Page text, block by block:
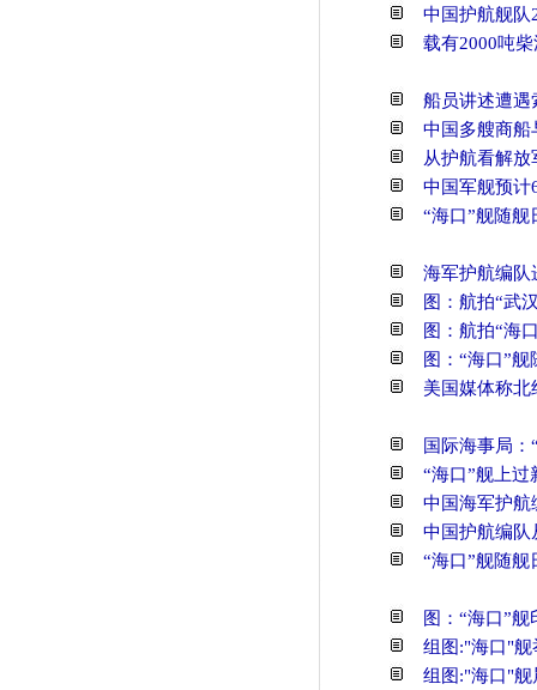
中国护航舰队
载有2000吨
船员讲述遭遇
中国多艘商船
从护航看解
中国军舰预计
“海口”舰随
海军护航编队
图：航拍“武
图：航拍“海
图：“海口”
美国媒体称
国际海事局：
“海口”舰上过
中国海军护航
中国护航编队
“海口”舰随
图：“海口”
组图:"海口"舰
组图:"海口"舰